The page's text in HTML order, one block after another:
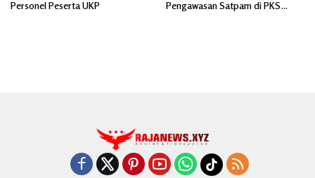
Personel Peserta UKP
Pengawasan Satpam di PKS